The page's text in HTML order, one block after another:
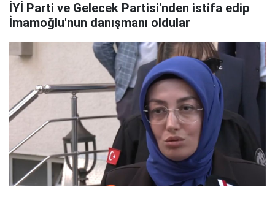
İYİ Parti ve Gelecek Partisi'nden istifa edip
İmamoğlu'nun danışmanı oldular